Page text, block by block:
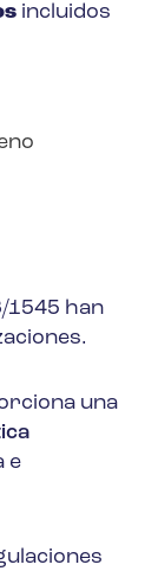
incluidos
1545 han
una
e